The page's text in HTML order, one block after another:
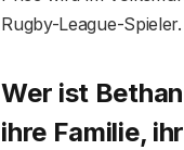
Rugby-League-Spieler.
Wer ist
ihre Familie,